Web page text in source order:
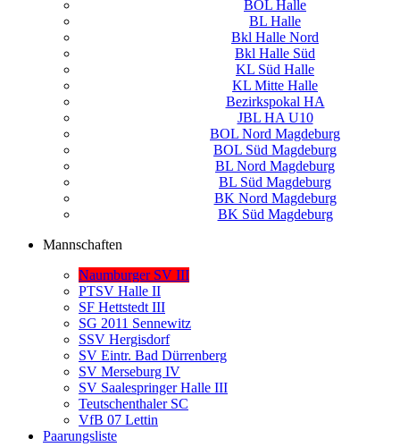
BOL Halle
BL Halle
Bkl Halle Nord
Bkl Halle Süd
KL Süd Halle
KL Mitte Halle
Bezirkspokal HA
JBL HA U10
BOL Nord Magdeburg
BOL Süd Magdeburg
BL Nord Magdeburg
BL Süd Magdeburg
BK Nord Magdeburg
BK Süd Magdeburg
Mannschaften
Naumburger SV III
PTSV Halle II
SF Hettstedt III
SG 2011 Sennewitz
SSV Hergisdorf
SV Eintr. Bad Dürrenberg
SV Merseburg IV
SV Saalespringer Halle III
Teutschenthaler SC
VfB 07 Lettin
Paarungsliste